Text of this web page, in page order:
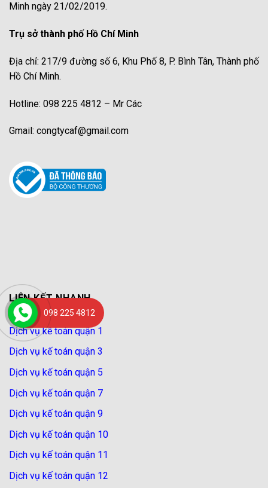
Minh ngày 21/02/2019.
Trụ sở thành phố Hồ Chí Minh
Địa chỉ: 217/9 đường số 6, Khu Phố 8, P. Bình Tân, Thành phố
Hồ Chí Minh.
Hotline: 098 225 4812 – Mr Các
Gmail: congtycaf@gmail.com
LIÊN KẾT NHANH
Dịch vụ kế toán quận 1
Dịch vụ kế toán quận 3
Dịch vụ kế toán quận 5
Dịch vụ kế toán quận 7
Dịch vụ kế toán quận 9
Dịch vụ kế toán quận 10
Dịch vụ kế toán quận 11
Dịch vụ kế toán quận 12
098 225 4812